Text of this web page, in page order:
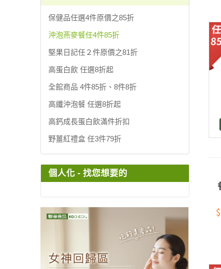
保健品任選4件原價之85折
沖泡燕麥餐任4件85折
堅果日記任２件原價之81折
高蛋白飲 任選8折起
全館商品 4件85折、8件8折
高纖沖泡餐 任選8折起
高鈣成長蛋白飲滿件折扣
野薑紅禮盒 任3件79折
個人化 - 找您想要的